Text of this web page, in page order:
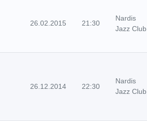
26.02.2015 21:30
Nardis
Jazz Club
26.12.2014 22:30
Nardis
Jazz Club